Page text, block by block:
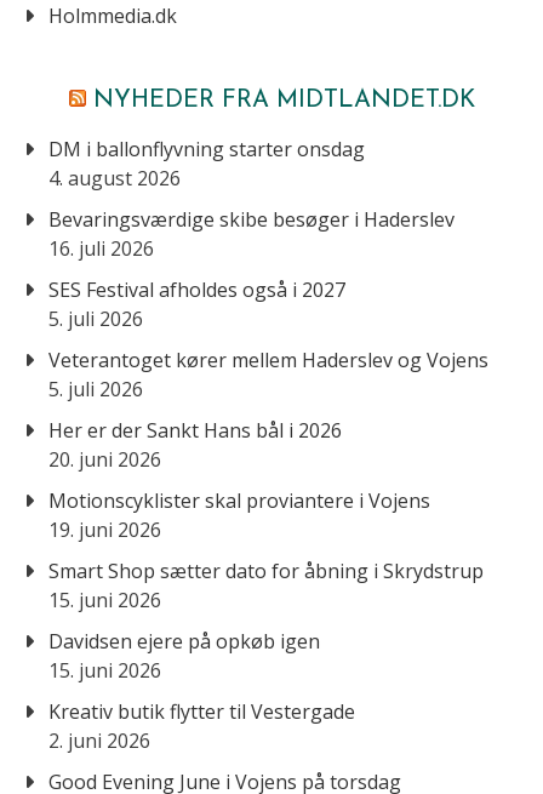
Holmmedia.dk
NYHEDER FRA MIDTLANDET.DK
DM i ballonflyvning starter onsdag
4. august 2026
Bevaringsværdige skibe besøger i Haderslev
16. juli 2026
SES Festival afholdes også i 2027
5. juli 2026
Veterantoget kører mellem Haderslev og Vojens
5. juli 2026
Her er der Sankt Hans bål i 2026
20. juni 2026
Motionscyklister skal proviantere i Vojens
19. juni 2026
Smart Shop sætter dato for åbning i Skrydstrup
15. juni 2026
Davidsen ejere på opkøb igen
15. juni 2026
Kreativ butik flytter til Vestergade
2. juni 2026
Good Evening June i Vojens på torsdag